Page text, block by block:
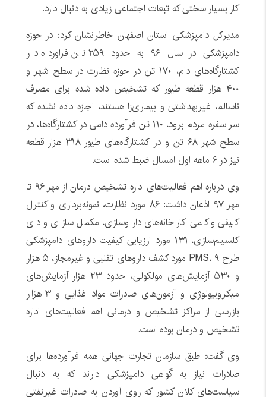
کار بسیار سختی که تبعات اجتماعی زیادی به دنبال دارد.
مدیرکل دامپزشکی استان اصفهان خاطرنشان کرد: در حوزه
دامپزشکی در سال ۹۶ به حدود ۲۵۹ تن فراورده در
کشتارگاه‌های دام، ۱۷۰ تن در حوزه نظارت در سطح شهر و
۴۰۰ هزار قطعه طیور که تشخیص داده شده برای مصرف
ناسالم، غیربهداشتی و بیماری‌زا هستند، اجازه داده نشده که
سر سفره مردم برود، ۱۱۰ تن فرآورده دامی در کشتارگاه‌ها، در
سطح شهر ۶۸ تن و در کشتارگاه‌های طیور ۳۱۸ هزار قطعه
نیز در ۶ ماهه اول امسال ضبط شده است.
وی درباره اهم فعالیت‌های اداره تشخیص درمان از مهر ۹۶ تا
مهر ۹۷ اذعان داشت: ۸۶ مورد نظارت، نمونه‌برداری و کنترل
کیفی و کمی کارخانه‌های داروسازی، مکمل سازی و دی
کلسیم‌سازی، ۱۳۱ مورد ارزیابی کیفیت داروهای دامپزشکی
طرح PMS، ۹ مورد کشف داروهای تقلبی و غیرمجاز، ۵ هزار
و ۵۳۰ آزمایش‌های مولکولی، حدود ۲۳ هزار آزمایش‌های
میکروبیولوژی و آزمون‌های صادرات مواد غذایی و ۳ هزار
بازرسی از مراکز تشخیص و درمانی اهم فعالیت‌های اداره
تشخیص و درمان بوده است.
وی گفت: طبق سازمان تجارت جهانی همه فرآورده‌ها برای
صادرات نیاز به گواهی دامپزشکی دارند که به دنبال
سیاست‌های کلان کشور که روی آوردن به صادرات غیرنفتی